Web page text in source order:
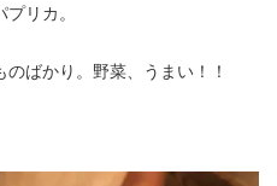
リカ。
ばかり。野菜、うまい！！